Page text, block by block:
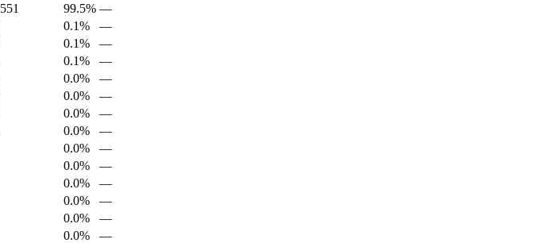
99.5% —
0.1%
—
0.1%
—
0.1%
—
0.0%
—
0.0%
—
0.0%
—
0.0%
—
0.0%
—
0.0%
—
0.0%
—
0.0%
—
0.0%
—
0.0%
—